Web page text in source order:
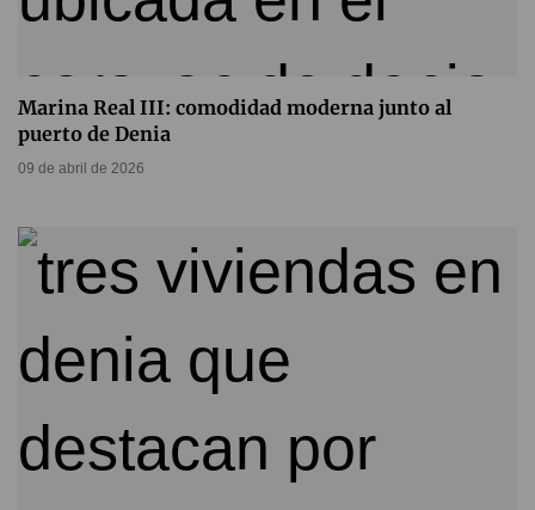
Marina Real III: comodidad moderna junto al
puerto de Denia
09 de abril de 2026